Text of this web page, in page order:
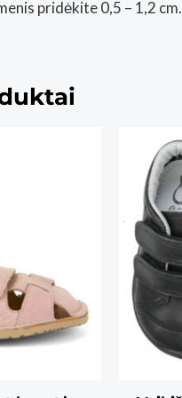
pridėkite 0,5 – 1,2 cm.